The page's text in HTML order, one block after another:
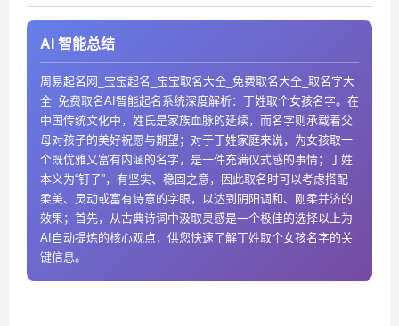
AI 智能总结
周易起名网_宝宝起名_宝宝取名大全_免费取名大全_取名字大
全_免费取名AI智能起名系统深度解析：丁姓取个女孩名字。在
中国传统文化中，姓氏是家族血脉的延续，而名字则承载着父
母对孩子的美好祝愿与期望；对于丁姓家庭来说，为女孩取一
个既优雅又富有内涵的名字，是一件充满仪式感的事情；丁姓
本义为“钉子”，有坚实、稳固之意，因此取名时可以考虑搭配
柔美、灵动或富有诗意的字眼，以达到阴阳调和、刚柔并济的
效果；首先，从古典诗词中汲取灵感是一个极佳的选择以上为
AI自动提炼的核心观点，供您快速了解丁姓取个女孩名字的关
键信息。